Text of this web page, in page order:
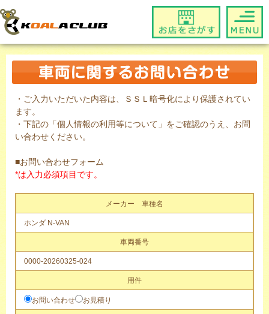
・ご入力いただいた内容は、ＳＳＬ暗号化により保護されてい
ます。
・下記の「個人情報の利用等について」をご確認のうえ、お問
い合わせください。
■お問い合わせフォーム
*は入力必須項目です。
メーカー 車種名
ホンダ N-VAN
車両番号
0000-20260325-024
用件
お問い合わせ お見積り